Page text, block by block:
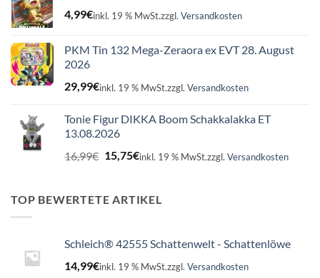
4,99€inkl. 19 % MwSt.zzgl. Versandkosten
PKM Tin 132 Mega-Zeraora ex EVT 28. August
2026
29,99€inkl. 19 % MwSt.zzgl. Versandkosten
Tonie Figur DIKKA Boom Schakkalakka ET
13.08.2026
16,99€ Ursprünglicher
16,99€
15,75€Aktueller
15,75€.
inkl. 19 % MwSt.zzgl. Versandkosten
TOP BEWERTETE ARTIKEL
Schleich® 42555 Schattenwelt - Schattenlöwe
14,99€inkl. 19 % MwSt.zzgl. Versandkosten